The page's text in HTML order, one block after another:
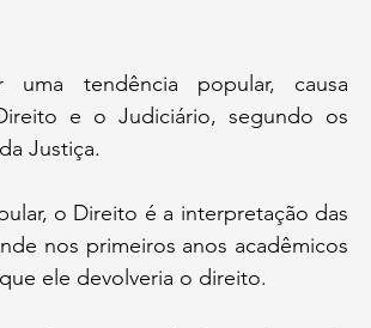
tendência popular, causa
e o Judiciário, segundo os
Justiça.
o Direito é a interpretação das
nos primeiros anos acadêmicos
ele devolveria o direito.